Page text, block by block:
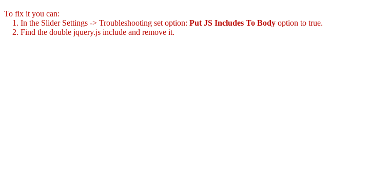
To fix it you can:
1. In the Slider Settings -> Troubleshooting set option: Put JS Includes To Body option to true.
2. Find the double jquery.js include and remove it.